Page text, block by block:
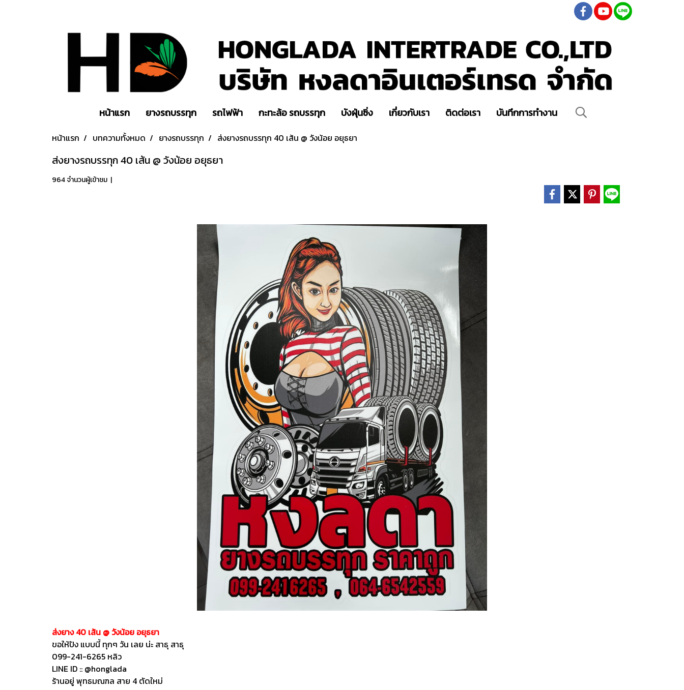
หน้าแรก ยางรถบรรทุก รถไฟฟ้า กะทะล้อ รถบรรทุก บังฝุ่นซิ่ง เกี่ยวกับเรา ติดต่อเรา บันทึกการทำงาน
หน้าแรก บทความทั้งหมด ยางรถบรรทุก ส่งยางรถบรรทุก 40 เส้น @ วังน้อย อยุธยา
ส่งยางรถบรรทุก 40 เส้น @ วังน้อย อยุธยา
964 จำนวนผู้เข้าชม |
ส่งยาง 40 เส้น @ วังน้อย อยุธยา
ขอให้ปัง แบบนี้ ทุกๆ วัน เลย น่ะ สาธุ สาธุ
099-241-6265 หลิว
LINE ID :: @honglada
ร้านอยู่ พุทธมณฑล สาย 4 ตัดใหม่